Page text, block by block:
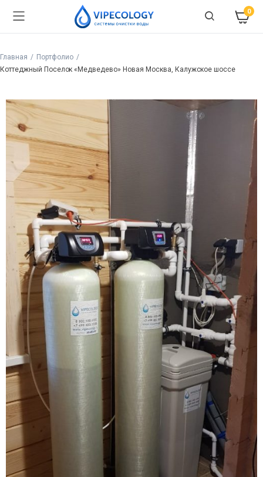
0
Главная
Портфолио
Коттеджный Поселок «Медведево» Новая Москва, Калужское шоссе